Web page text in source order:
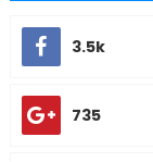
3.5k
735